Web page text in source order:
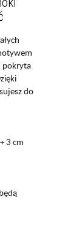
pokryta
do
3 cm